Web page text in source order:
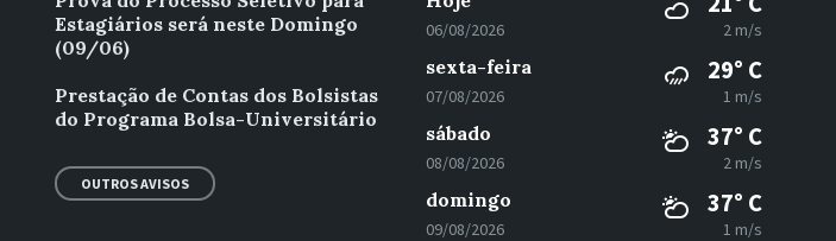
Estagiários será neste Domingo
(09/06)
Prestação de Contas dos Bolsistas
do Programa Bolsa-Universitário
OUTROS AVISOS
06/08/2026 2 m/s
sexta-feira
07/08/2026
29° C
1 m/s
sábado
08/08/2026
37° C
2 m/s
domingo
09/08/2026
37° C
1 m/s